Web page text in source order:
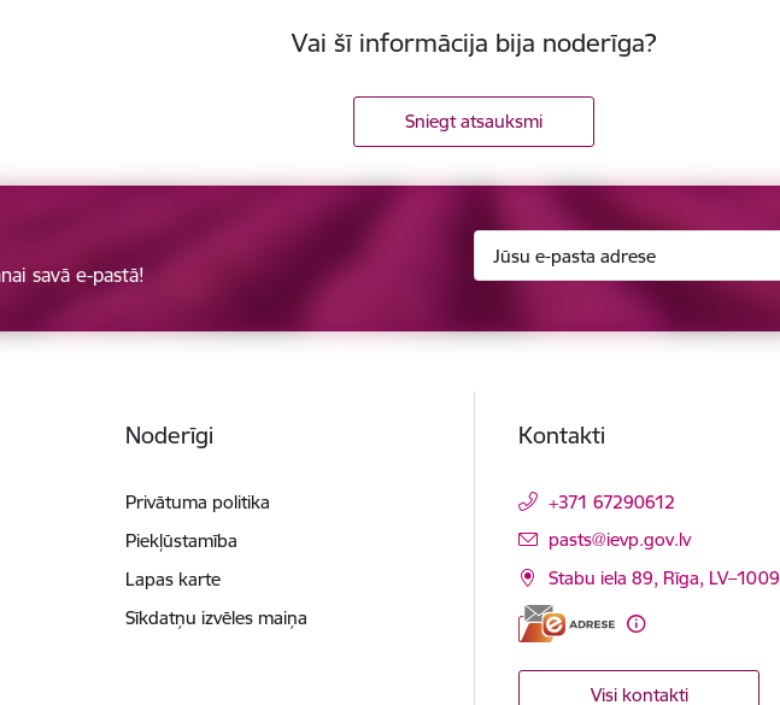
Vai šī informācija bija noderīga?
Sniegt atsauksmi
savā e-pastā!
Noderīgi
Privātuma politika
Piekļūstamība
Lapas karte
Sīkdatņu izvēles maiņa
Kontakti
+371 67290612
E-pasts:
pasts@ievp.gov.lv
Stabu iela 89, Rīga, LV–1009
Visi kontakti